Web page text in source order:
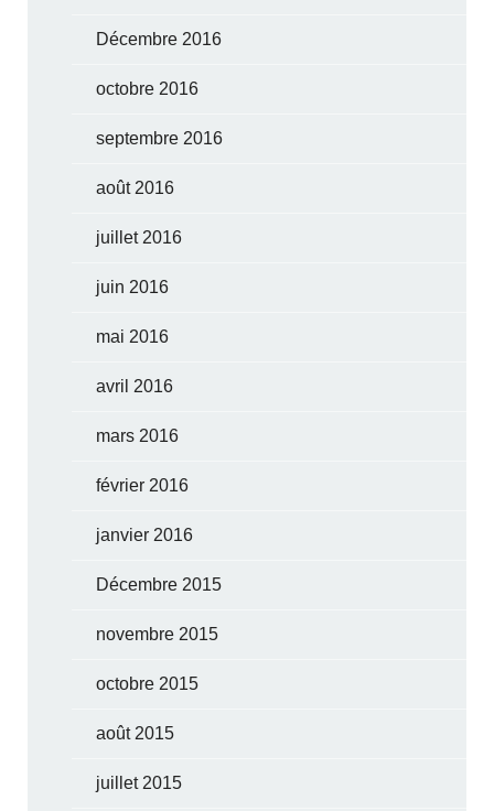
Décembre 2016
octobre 2016
septembre 2016
août 2016
juillet 2016
juin 2016
mai 2016
avril 2016
mars 2016
février 2016
janvier 2016
Décembre 2015
novembre 2015
octobre 2015
août 2015
juillet 2015